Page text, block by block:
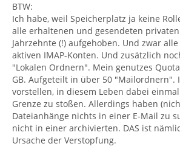
BTW:
Ich habe, weil Speicherplatz ja keine
alle erhaltenen und gesendeten
Jahrzehnte (!) aufgehoben. Und zwar
aktiven IMAP-Konten. Und zusätzlich
"Lokalen Ordnern". Mein genutzes
GB. Aufgeteilt in über 50 "Mailordnern".
vorstellen, in diesem Leben dabei
Grenze zu stoßen. Allerdings haben
Dateianhänge nichts in einer E-Mail zu
nicht in einer archivierten. DAS ist
Ursache der Verstopfung.